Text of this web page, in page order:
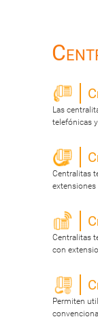
Las
telefónicas
Centralitas
Centralitas
con
Permiten